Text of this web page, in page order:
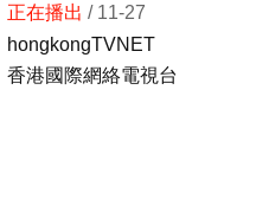
正在播出 / 11-27
hongkongTVNET
香港國際網絡電視台